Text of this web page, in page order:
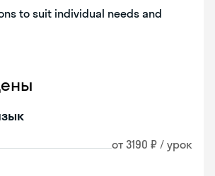
to suit individual needs and
от 3190 ₽ / урок